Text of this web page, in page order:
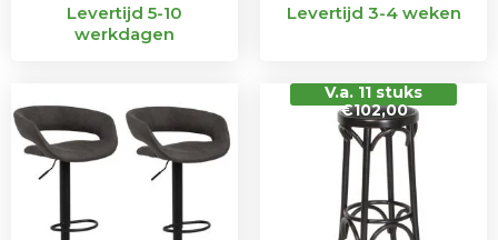
Levertijd 5-10
werkdagen
Levertijd 3-4 weken
prijs
was:
€ 242,00.
prijs
is:
€ 205,00.
V.a. 11 stuks
€102,00